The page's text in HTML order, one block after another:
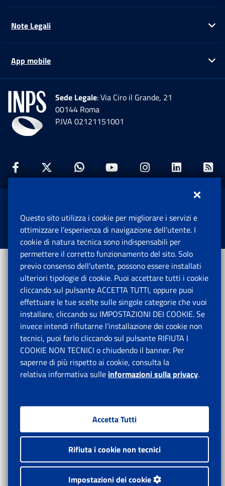
Note Legali
App mobile
Sede Legale: Via Ciro il Grande, 21
00144 Roma
P.IVA 02121151001
Facebook: Apre una nuova finestra
Twitter: Apre una nuova finestra
Whatsapp: Apre una nuova
Youtube: Apre una
Instagram:
Istituto Nazionale Previdenza Sociale.
Tutti i diritti riservati.
Questo sito utilizza i cookie per migliorare i servizi e
ottimizzare l’esperienza di navigazione dell’utente. I
cookie di natura tecnica sono indispensabili per
permettere il corretto funzionamento del sito. Solo
previo consenso dell’utente, possono essere installati
ulteriori tipologie di cookie. Puoi accettare tutti i cookie
cliccando sul pulsante ACCETTA TUTTI, oppure puoi
effettuare le tue scelte sulle singole categorie che vuoi
installare, cliccando su IMPOSTAZIONI DEI COOKIE. Se
invece intendi rifiutarne l’installazione dei cookie non
tecnici, puoi farlo cliccando sul pulsante RIFIUTA I
COOKIE NON TECNICI o chiudendo il banner. Per
saperne di più rispetto ai cookie, consulta la
relativa informativa sulle informazioni sulla privacy.
Accetta Tutti
Rifiuta i cookie non tecnici
Impostazioni dei cookie